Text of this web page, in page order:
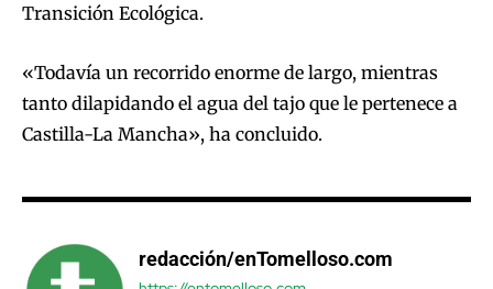
Transición Ecológica.
«Todavía un recorrido enorme de largo, mientras
tanto dilapidando el agua del tajo que le pertenece a
Castilla-La Mancha», ha concluido.
redacción/enTomelloso.com